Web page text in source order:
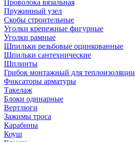
Проволока вязальная
Пружинный узел
Скобы строительные
Уголки крепежные фигурные
Уголки рамные
Шпильки резьбовые оцинкованные
Шпильки сантехнические
Шплинты
Грибок монтажный для теплоизоляции
Фиксаторы арматуры
Такелаж
Блоки одинарные
Вертлюги
Зажимы троса
Карабины
Коуш